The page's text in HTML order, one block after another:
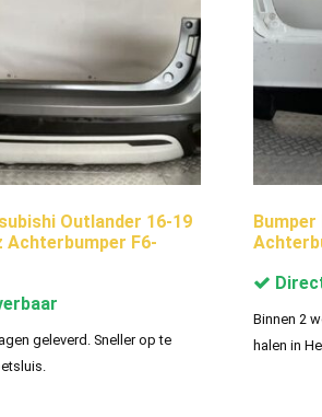
Outlander 16-19
Achterbumper F6-
geleverd. Sneller op te
Bumper
Binnen 2
halen in